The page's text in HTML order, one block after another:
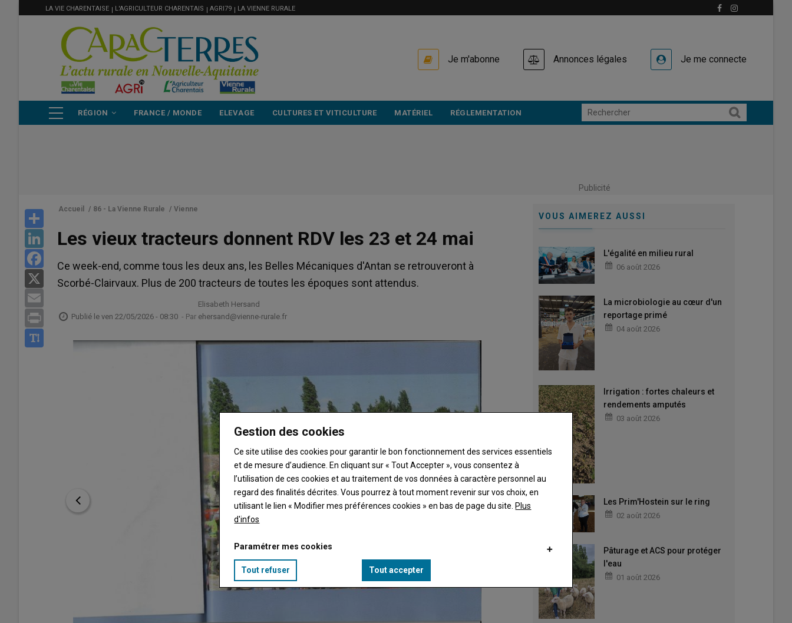
MENU
FILIÈRE
LA VIE CHARENTAISE L'AGRICULTEUR CHARENTAIS AGRI79 LA VIENNE RURALE
Je m'abonne Annonces légales Je me connecte
PRINCIPALE
RÉGION FRANCE / MONDE ELEVAGE CULTURES ET VITICULTURE MATÉRIEL RÉGLEMENTATION
Publicité
LinkedIn
Print
Accueil / 86 - La Vienne Rurale / Vienne
Les vieux tracteurs donnent RDV les 23 et 24 mai
Ce week-end, comme tous les deux ans, les Belles Mécaniques d'Antan se retrouveront à
Scorbé-Clairvaux. Plus de 200 tracteurs de toutes les époques sont attendus.
Publié le ven 22/05/2026 - 08:30 - Par
Elisabeth Hersand
ehersand@vienne-rurale.fr
VOUS AIMEREZ AUSSI
L'égalité en milieu rural
06 août 2026
La microbiologie au cœur d'un
reportage primé
04 août 2026
Irrigation : fortes chaleurs et
rendements amputés
03 août 2026
Les Prim'Hostein sur le ring
02 août 2026
Pâturage et ACS pour protéger
l'eau
01 août 2026
Gestion des cookies
Ce site utilise des cookies pour garantir le bon fonctionnement des services essentiels
et de mesure d’audience. En cliquant sur « Tout Accepter », vous consentez à
l’utilisation de ces cookies et au traitement de vos données à caractère personnel au
regard des finalités décrites. Vous pourrez à tout moment revenir sur vos choix, en
utilisant le lien « Modifier mes préférences cookies » en bas de page du site.Plus
d'infos
Paramétrer mes cookies
Tout refuser Tout accepter